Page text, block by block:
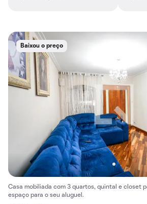
Baixou o preço
Casa mobiliada com 3 quartos, quintal e closet
espaço para o seu aluguel.